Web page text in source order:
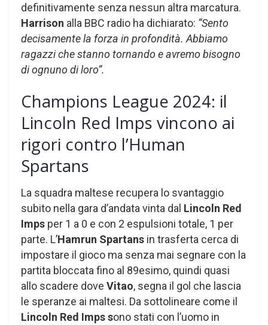
definitivamente senza nessun altra marcatura.
Harrison alla BBC radio ha dichiarato: “Sento
decisamente la forza in profondità. Abbiamo
ragazzi che stanno tornando e avremo bisogno
di ognuno di loro”.
Champions League 2024: il
Lincoln Red Imps vincono ai
rigori contro l’Human
Spartans
La squadra maltese recupera lo svantaggio
subito nella gara d’andata vinta dal Lincoln Red
Imps per 1 a 0 e con 2 espulsioni totale, 1 per
parte. L’Hamrun Spartans in trasferta cerca di
impostare il gioco ma senza mai segnare con la
partita bloccata fino al 89esimo, quindi quasi
allo scadere dove Vitao, segna il gol che lascia
le speranze ai maltesi. Da sottolineare come il
Lincoln Red Imps sono stati con l’uomo in